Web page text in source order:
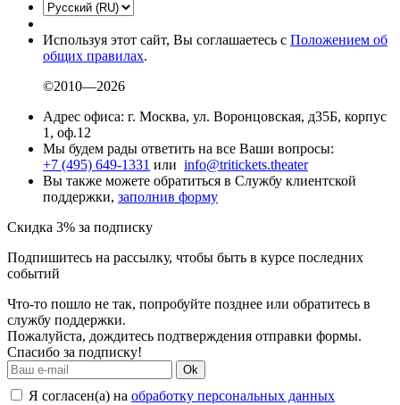
Используя этот сайт, Вы соглашаетесь с Положением об
общих правилах.
©2010—2026
Адрес офиса: г. Москва, ул. Воронцовская, д35Б, корпус
1, оф.12
Мы будем рады ответить на все Ваши вопросы:
+7 (495) 649-1331 или info@tritickets.theater
Вы также можете обратиться в Службу клиентской
поддержки, заполнив форму
Скидка 3% за подписку
Подпишитесь на рассылку, чтобы быть в курсе последних
событий
Что-то пошло не так, попробуйте позднее или обратитесь в
службу поддержки.
Пожалуйста, дождитесь подтверждения отправки формы.
Спасибо за подписку!
Ok
Я согласен(а) на обработку персональных данных